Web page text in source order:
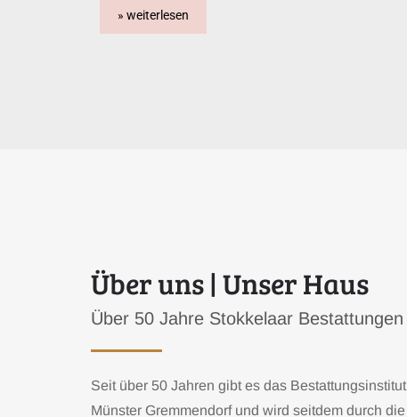
» weiterlesen
Überuns| UnserHaus
Über 50 Jahre Stokkelaar Bestattungen
Seit über 50 Jahren gibt es das
Münster Gremmendorf und wird seitdem durch